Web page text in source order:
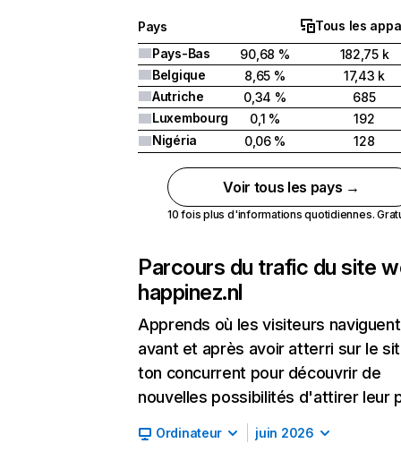
Pays
Tous les
Pays-Bas
90,68 %
182,75 k
Belgique
8,65 %
17,43 k
Autriche
0,34 %
685
Luxembourg
0,1 %
192
Nigéria
0,06 % 128
Voir tous les pays →
10 fois plus d'informations quotidiennes.
Parcours du trafic du site
happinez.nl
Apprends où les visiteurs naviguent
avant et après avoir atterri sur le
ton concurrent pour découvrir de
nouvelles possibilités d'attirer leur
Ordinateur juin 2026